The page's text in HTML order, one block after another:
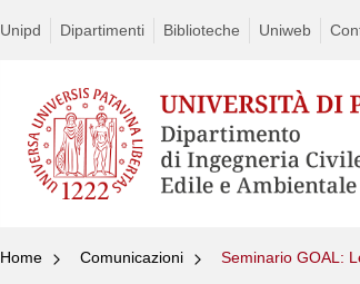
Unipd Dipartimenti Biblioteche Uniweb
Home Comunicazioni Seminario GOAL: